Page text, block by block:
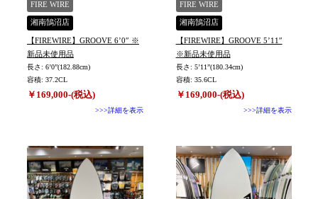
FIRE WIRE
湘南鵠沼店
【FIREWIRE】GROOVE 6’0″ ※
新品未使用品
長さ: 6’0”(182.88cm)
容積: 37.2CL
￥169,000-(税込)
>>>詳細を表示
FIRE WIRE
湘南鵠沼店
【FIREWIRE】GROOVE 5’11″
※新品未使用品
長さ: 5’11”(180.34cm)
容積: 35.6CL
￥169,000-(税込)
>>>詳細を表示